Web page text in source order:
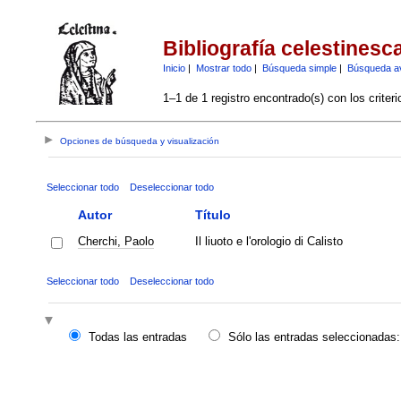
Bibliografía
Inicio| Mostrar todo| Búsqueda simple| Búsqueda
1–1 de 1 registro encontrado(s) con los
Opciones de búsqueda y visualización
Seleccionar todo Deseleccionar todo
Autor Título
Cherchi, Paolo Il liuoto e l'orologio di Calisto
Seleccionar todo Deseleccionar todo
Todas las entradas
Sólo las entradas seleccionadas: